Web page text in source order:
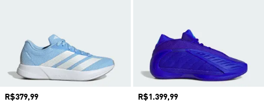
Preço
R$379,99
Preço
R$1.399,99